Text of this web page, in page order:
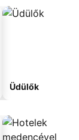
Üdülők